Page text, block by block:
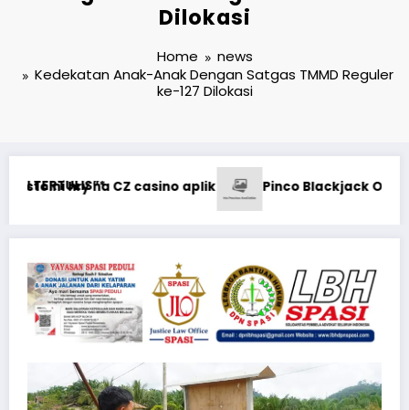
Dilokasi
Home
news
Kedekatan Anak-Anak Dengan Satgas TMMD Reguler
ke-127 Dilokasi
Blackjack Oyununda Əsas Strategiyalar: Şans və